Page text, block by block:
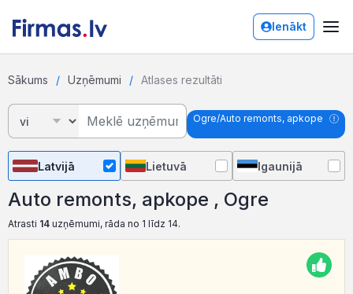
Ienākt
Sākums Uzņēmumi Atlases rezultāti
Ogre/Auto remonts, apkope
Latvijā Lietuvā Igaunijā
Auto remonts, apkope , Ogre
Atrasti 14 uzņēmumi, rāda no 1 līdz 14.